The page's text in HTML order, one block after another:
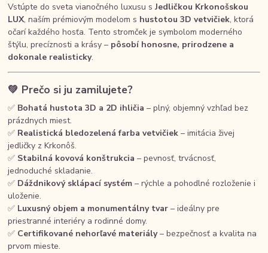
Vstúpte do sveta vianočného luxusu sJedličkou Krkonošskou
LUX, naším prémiovým modelom s hustotou 3D vetvičiek, ktorá
očarí každého hosťa. Tento stromček je symbolom moderného
štýlu, precíznosti a krásy – pôsobí honosne, prirodzene a
dokonale realisticky.
💚 Prečo si ju zamilujete?
✅ Bohatá hustota 3D a 2D ihličia – plný, objemný vzhľad bez
prázdnych miest.
✅ Realistická bledozelená farba vetvičiek – imitácia živej
jedličky z Krkonôš.
✅ Stabilná kovová konštrukcia – pevnosť, trvácnosť,
jednoduché skladanie.
✅ Dáždnikový sklápací systém – rýchle a pohodlné rozloženie i
uloženie.
✅ Luxusný objem a monumentálny tvar – ideálny pre
priestranné interiéry a rodinné domy.
✅ Certifikované nehorľavé materiály– bezpečnosť a kvalita na
prvom mieste.